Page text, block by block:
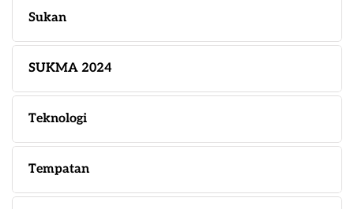
Sukan
SUKMA 2024
Teknologi
Tempatan